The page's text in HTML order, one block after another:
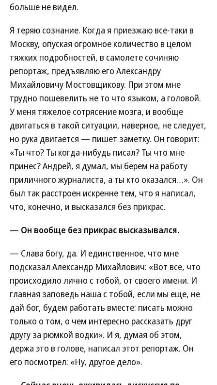
больше не видел.
Я теряю сознание. Когда я приезжаю все-таки в
Москву, опуская огромное количество в целом
тяжких подробностей, в самолете сочиняю
репортаж, предъявляю его Александру
Михайловичу Мостовщикову. При этом мне
трудно пошевелить не то что языком, а головой.
У меня тяжелое сотрясение мозга, и вообще
двигаться в такой ситуации, наверное, не следует,
но рука двигается — пишет заметку. Он говорит:
«Ты что? Ты когда-нибудь писал? Ты что мне
принес? Андрей, я думал, мы берем на работу
приличного журналиста, а ты кто оказался…». Он
был так расстроен искренне тем, что я написал,
что, конечно, и высказался без прикрас.
— Он вообще без прикрас высказывался.
— Слава богу, да. И единственное, что мне
подсказал Александр Михайлович: «Вот все, что
происходило лично с тобой, от своего имени. И
главная заповедь наша с тобой, если мы еще, не
дай бог, будем работать вместе: писать можно
только о том, о чем интересно рассказать друг
другу за рюмкой водки». И я, думая об этом,
держа это в голове, написал этот репортаж. Он
его посмотрел: «Ну, другое дело».